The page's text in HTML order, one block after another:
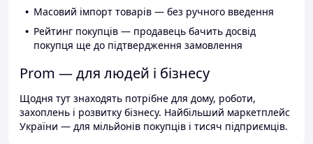
Масовий імпорт товарів — без ручного введення
Рейтинг покупців — продавець бачить досвід
покупця ще до підтвердження замовлення
Prom — для людей і бізнесу
Щодня тут знаходять потрібне для дому, роботи,
захоплень і розвитку бізнесу. Найбільший маркетплейс
України — для мільйонів покупців і тисяч підприємців.